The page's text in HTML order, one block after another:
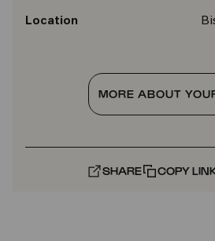
Location
MORE ABOUT
SHARE COPY